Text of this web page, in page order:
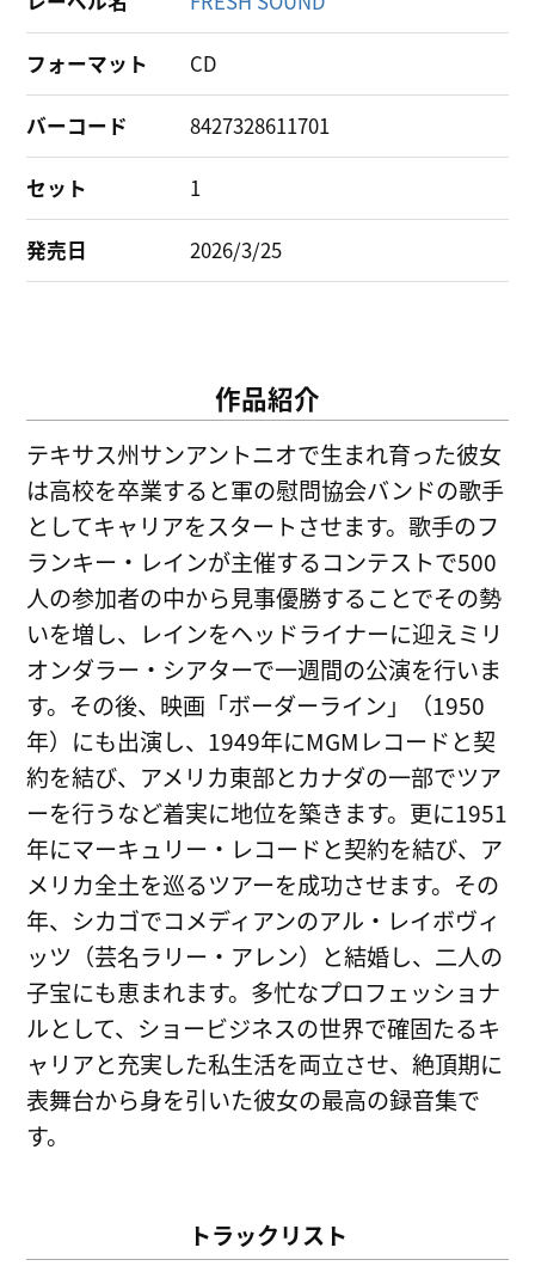
フォーマット CD
バーコード 8427328611701
セット 1
発売日 2026/3/25
作品紹介
テキサス州サンアントニオで生まれ育った彼女
は高校を卒業すると軍の慰問協会バンドの歌手
としてキャリアをスタートさせます。歌手のフ
ランキー・レインが主催するコンテストで500
人の参加者の中から見事優勝することでその勢
いを増し、レインをヘッドライナーに迎えミリ
オンダラー・シアターで一週間の公演を行いま
す。その後、映画「ボーダーライン」（1950
年）にも出演し、1949年にMGMレコードと契
約を結び、アメリカ東部とカナダの一部でツア
ーを行うなど着実に地位を築きます。更に1951
年にマーキュリー・レコードと契約を結び、ア
メリカ全土を巡るツアーを成功させます。その
年、シカゴでコメディアンのアル・レイボヴィ
ッツ（芸名ラリー・アレン）と結婚し、二人の
子宝にも恵まれます。多忙なプロフェッショナ
ルとして、ショービジネスの世界で確固たるキ
ャリアと充実した私生活を両立させ、絶頂期に
表舞台から身を引いた彼女の最高の録音集で
す。
トラックリスト